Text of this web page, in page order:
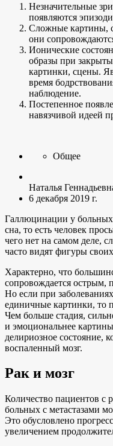
Незначительные
появляются
Сложные картины,
они
Ионические
образы при
картинки, сцены.
время
наблюдение.
Постепенное
навязчивой идеей
Общее
Наталья
6 декабря 2019 г.
Галлюцинации у
сна, то есть человек
чего нет на самом деле,
часто видят фигуры
Характерно, что
сопровождается острым,
Но если при
единичные картинки, то
Чем больше стадия,
и эмоциональнее
делириозное состояние,
воспаленный мозг.
Рак и мозг
Количество пациентов с
больных с метастазами
Это обусловлено
увеличением